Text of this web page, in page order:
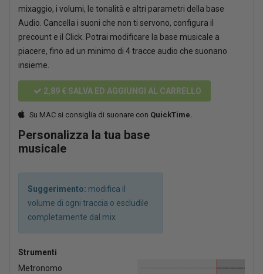
mixaggio, i volumi, le tonalità e altri parametri della base
Audio. Cancella i suoni che non ti servono, configura il
precount e il Click. Potrai modificare la base musicale a
piacere, fino ad un minimo di 4 tracce audio che suonano
insieme.
2,89 € SALVA ED AGGIUNGI AL CARRELLO
Su MAC si consiglia di suonare con QuickTime.
Personalizza la tua base
musicale
Suggerimento: modifica il
volume di ogni traccia o escludile
completamente dal mix
Strumenti
Metronomo